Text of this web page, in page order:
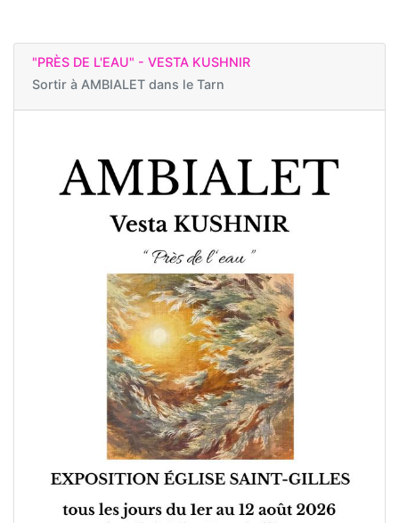
"PRÈS DE L'EAU" - VESTA KUSHNIR
Sortir à AMBIALET dans le Tarn